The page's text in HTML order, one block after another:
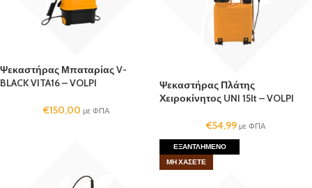
Ψεκαστήρας Μπαταρίας V-
BLACK VITA16 – VOLPI
€150,00 με ΦΠΑ
Ψεκαστήρας Πλάτης
Χειροκίνητος UNI 15lt – VOLPI
€54,99 με ΦΠΑ
ΕΞΑΝΤΛΗΜΈΝΟ
ΜΗ ΧΆΣΕΤΕ